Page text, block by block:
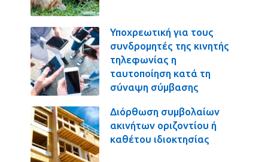
Υποχρεωτική για τους
συνδρομητές της κινητής
τηλεφωνίας η
ταυτοποίηση κατά τη
σύναψη σύμβασης
Διόρθωση συμβολαίων
ακινήτων οριζοντίου ή
καθέτου ιδιοκτησίας